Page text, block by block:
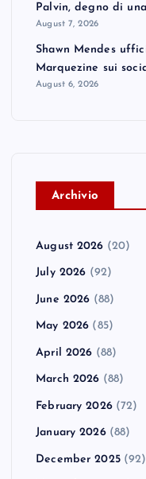
Palvin, degno di
August 7, 2026
Shawn Mendes
Marquezine sui
August 6, 2026
Archivio
August 2026 (20)
July 2026 (92)
June 2026 (88)
May 2026 (85)
April 2026 (88)
March 2026 (88)
February 2026(72)
January 2026(88)
December 2025(92)